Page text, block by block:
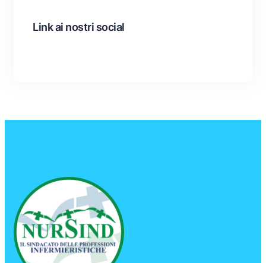
Link ai nostri social